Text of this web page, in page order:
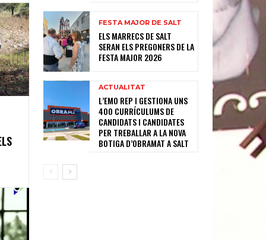
FESTA MAJOR DE SALT
ELS MARRECS DE SALT
SERAN ELS PREGONERS DE LA
FESTA MAJOR 2026
ACTUALITAT
L’EMO REP I GESTIONA UNS
400 CURRÍCULUMS DE
CANDIDATS I CANDIDATES
PER TREBALLAR A LA NOVA
BOTIGA D’OBRAMAT A SALT